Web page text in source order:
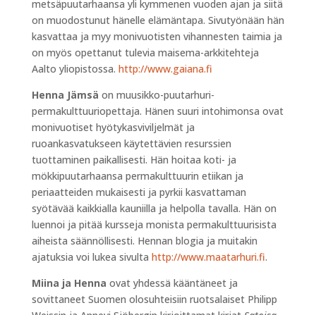
metsäpuutarhaansa yli kymmenen vuoden ajan ja siitä
on muodostunut hänelle elämäntapa. Sivutyönään hän
kasvattaa ja myy monivuotisten vihannesten taimia ja
on myös opettanut tulevia maisema-arkkitehteja
Aalto yliopistossa. http://www.gaiana.fi
Henna Jämsä on muusikko-puutarhuri-
permakulttuuriopettaja. Hänen suuri intohimonsa ovat
monivuotiset hyötykasviviljelmät ja
ruoankasvatukseen käytettävien resurssien
tuottaminen paikallisesti. Hän hoitaa koti- ja
mökkipuutarhaansa permakulttuurin etiikan ja
periaatteiden mukaisesti ja pyrkii kasvattaman
syötävää kaikkialla kauniilla ja helpolla tavalla. Hän on
luennoi ja pitää kursseja monista permakulttuurisista
aiheista säännöllisesti. Hennan blogia ja muitakin
ajatuksia voi lukea sivulta http://www.maatarhuri.fi.
Miina ja Henna ovat yhdessä kääntäneet ja
sovittaneet Suomen olosuhteisiin ruotsalaiset Philipp